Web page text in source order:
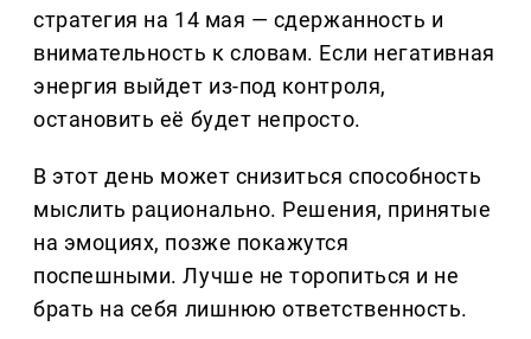
стратегия на 14 мая — сдержанность и
внимательность к словам. Если негативная
энергия выйдет из-под контроля,
остановить её будет непросто.
В этот день может снизиться способность
мыслить рационально. Решения, принятые
на эмоциях, позже покажутся
поспешными. Лучше не торопиться и не
брать на себя лишнюю ответственность.